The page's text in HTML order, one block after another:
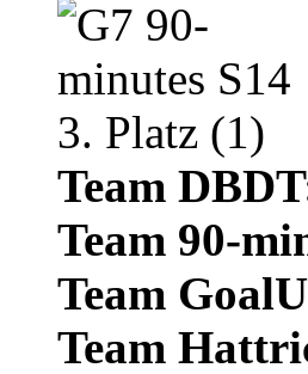
Team
Team 90-
Team
Team